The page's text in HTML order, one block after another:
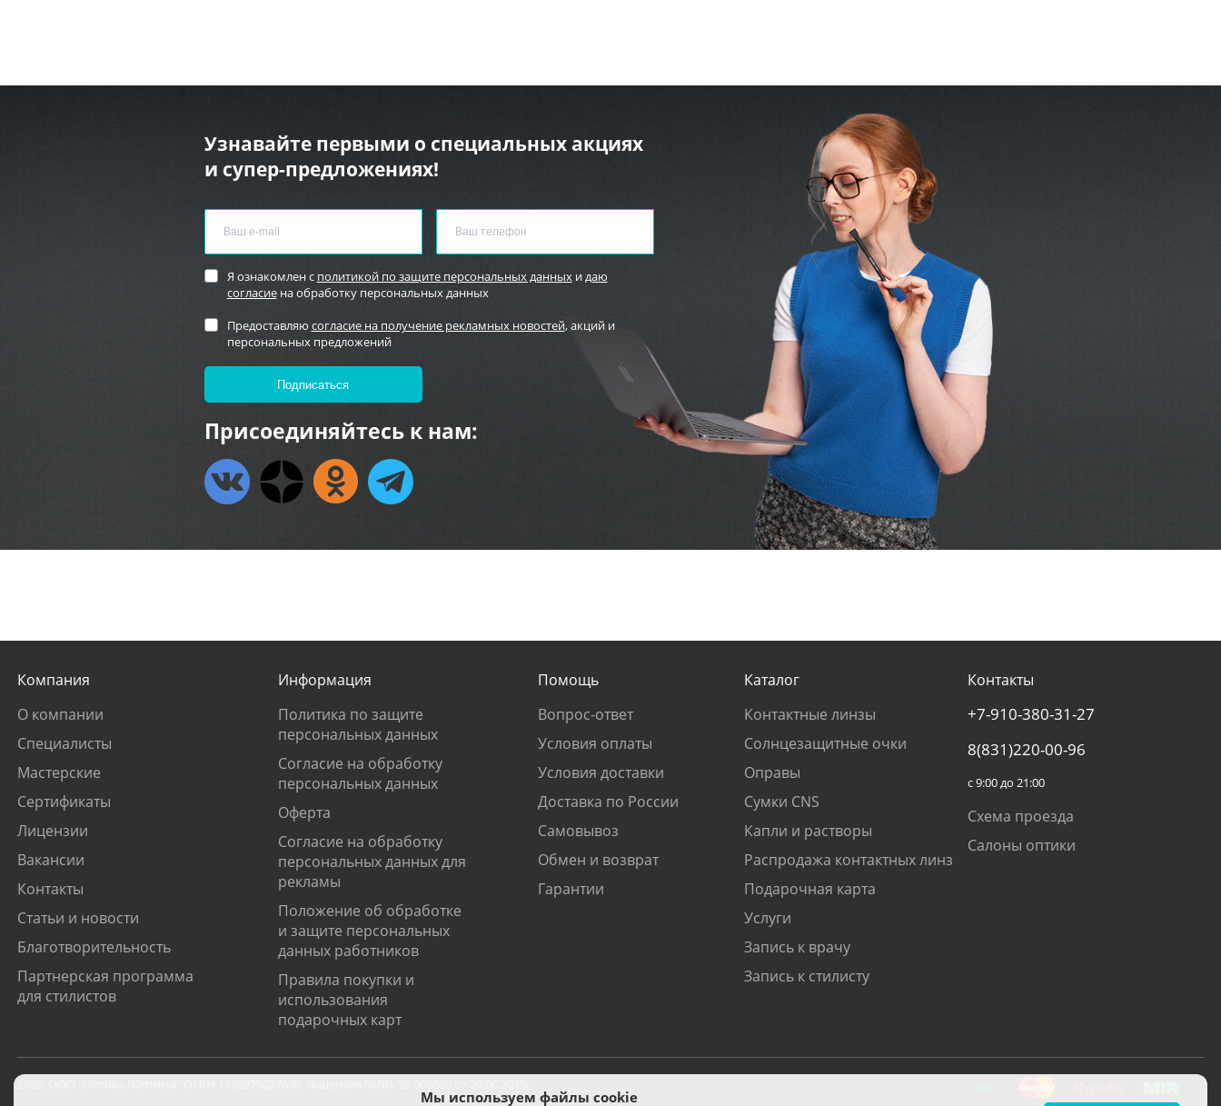
Узнавайте первыми о специальных акциях
и супер-предложениях!
Я ознакомлен с политикой по защите персональных данныхи даю
согласиена обработку персональных данных
Предоставляю согласие на получение рекламных новостей, акций и
персональных предложений
Присоединяйтесь к нам:
Компания
О компании
Специалисты
Мастерские
Сертификаты
Лицензии
Вакансии
Контакты
Статьи и новости
Благотворительность
Партнерская программа
для стилистов
Информация
Политика по защите
персональных данных
Согласие на обработку
персональных данных
Оферта
Согласие на обработку
персональных данных для
рекламы
Положение об обработке
и защите персональных
данных работников
Правила покупки и
использования
подарочных карт
Помощь
Вопрос-ответ
Условия оплаты
Условия доставки
Доставка по России
Самовывоз
Обмен и возврат
Гарантии
Каталог
Контактные линзы
Солнцезащитные очки
Оправы
Сумки CNS
Капли и растворы
Распродажа контактных линз
Подарочная карта
Услуги
Запись к врачу
Запись к стилисту
Контакты
+7-910-380-31-27
8(831)220-00-96
с 9:00 до 21:00
Схема проезда
Салоны оптики
Мы используем файлы cookie